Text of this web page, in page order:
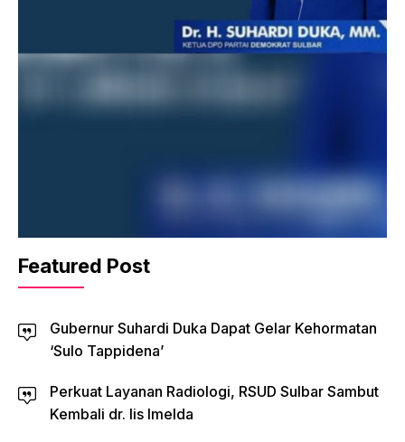
Featured Post
Gubernur Suhardi Duka Dapat Gelar Kehormatan
‘Sulo Tappidena’
Perkuat Layanan Radiologi, RSUD Sulbar Sambut
Kembali dr. Iis Imelda